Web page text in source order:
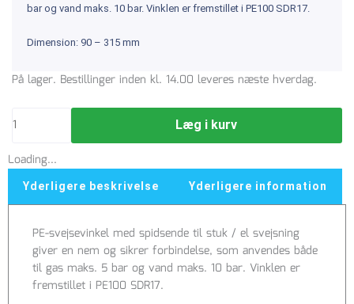
bar og vand maks. 10 bar. Vinklen er fremstillet i PE100 SDR17.
Dimension: 90 – 315 mm
På lager. Bestillinger inden kl. 14.00 leveres næste hverdag.
GF
mm
vinkel,
30°,
PN10
antal
Læg i kurv
Loading...
Yderligere beskrivelse Yderligere information
PE-svejsevinkel med spidsende til stuk / el svejsning
giver en nem og sikrer forbindelse, som anvendes både
til gas maks. 5 bar og vand maks. 10 bar. Vinklen er
fremstillet i PE100 SDR17.